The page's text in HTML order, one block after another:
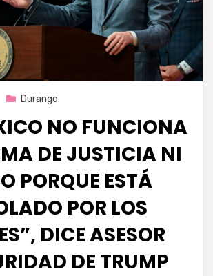
Durango
NO FUNCIONA
DE JUSTICIA NI
PORQUE ESTÁ
POR LOS
DICE ASESOR
DE TRUMP